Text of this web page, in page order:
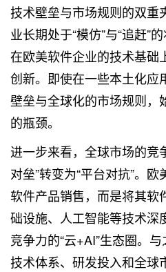
技术壁垒与市场规则的双重
业长期处于“模仿”与“追赶”
在欧美软件企业的技术基础
创新。即使在一些本土化应
壁垒与全球化的市场规则，
的瓶颈。
进一步来看，全球市场的竞
对垒”转变为“平台对抗”。
软件产品销售，而是将其软
础设施、人工智能等技术深
竞争力的“云+AI”生态圈。
技术体系、研发投入和全球